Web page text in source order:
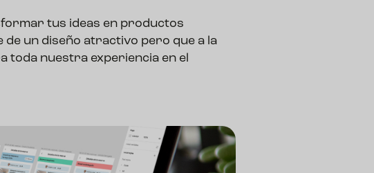
tus ideas en productos
un diseño atractivo pero que a la
toda nuestra experiencia en el